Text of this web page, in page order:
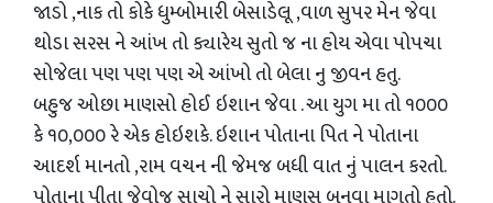
જાડો ,નાક તો કોકે ધુમ્બોમારી બેસાડેલૂ ,વાળ સુપર મેન જેવા
થોડા સરસ ને આંખ તો ક્યારેય સુતો જ ના હોય એવા પોપચા
સોજેલા પણ પણ પણ એ આંખો તો બેલા નુ જીવન હતુ.
બહુજ ઓછા માણસો હોઈ ઇશાન જેવા . આ યુગ મા તો ૧૦૦૦
કે ૧૦,૦૦૦ રે એક હોઇશકે. ઇશાન પોતાના પિત ને પોતાના
આદર્શમાનતો ,રામ વચન ની જેમજ બધી વાત નું પાલન કરતો.